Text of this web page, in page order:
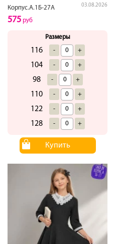
Корпус.А.1Б-27А
03.08.2026
575 руб
Размеры
116 - +
104 - +
98 - +
110 - +
122 - +
128 - +
Купить